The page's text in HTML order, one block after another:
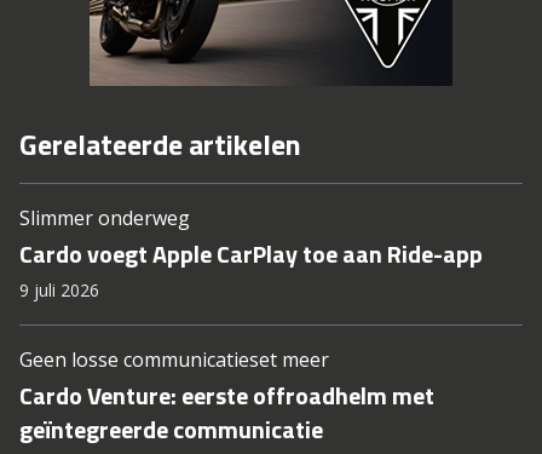
Gerelateerde artikelen
Slimmer onderweg
Cardo voegt Apple CarPlay toe aan Ride-app
9 juli 2026
Geen losse communicatieset meer
Cardo Venture: eerste offroadhelm met
geïntegreerde communicatie